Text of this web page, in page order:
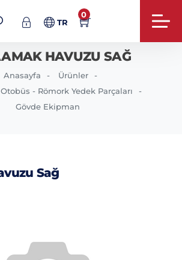
TR
0
HAVUZU SAĞ
Anasayfa
Ürünler
- Römork Yedek Parçaları
Gövde Ekipman
Sağ